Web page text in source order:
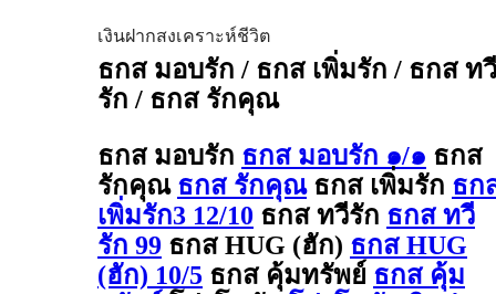
เงินฝากสงเคราะห์ชีวิต
ธกส มอบรัก / ธกส เพิ่มรัก / ธกส ทวี
รัก / ธกส รักคุณ
ธกส มอบรัก ธกส มอบรัก ๑/๑ ธกส
รักคุณ ธกส รักคุณ ธกส เพิ่มรัก ธก
เพิ่มรัก3 12/10 ธกส ทวีรัก ธกส ทวี
รัก 99 ธกส HUG (ฮัก) ธกส HUG
(ฮัก) 10/5 ธกส คุ้มทรัพย์ ธกส คุ้ม